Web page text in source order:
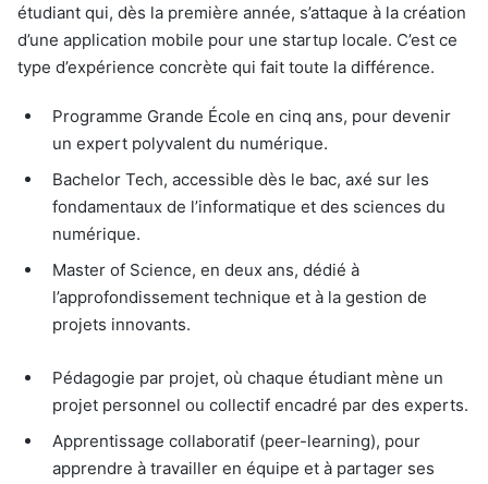
étudiant qui, dès la première année, s’attaque à la création
d’une application mobile pour une startup locale. C’est ce
type d’expérience concrète qui fait toute la différence.
Programme Grande École en cinq ans, pour devenir
un expert polyvalent du numérique.
Bachelor Tech, accessible dès le bac, axé sur les
fondamentaux de l’informatique et des sciences du
numérique.
Master of Science, en deux ans, dédié à
l’approfondissement technique et à la gestion de
projets innovants.
Pédagogie par projet, où chaque étudiant mène un
projet personnel ou collectif encadré par des experts.
Apprentissage collaboratif (peer-learning), pour
apprendre à travailler en équipe et à partager ses